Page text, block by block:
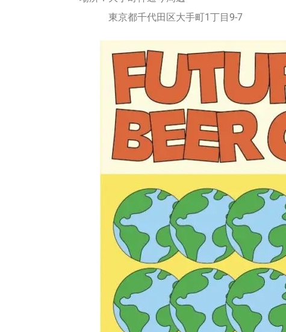
東京都千代田区大手町1丁目9-7